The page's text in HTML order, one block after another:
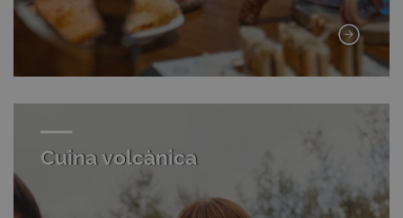
Cuina volcànica